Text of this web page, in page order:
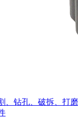
、钻孔、破拆、打